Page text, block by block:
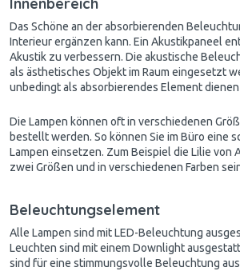
Innenbereich
Das Schöne an der absorbierenden
Interieur ergänzen kann. Ein Akustikpaneel
Akustik zu verbessern. Die akustische
als ästhetisches Objekt im Raum eingesetzt
unbedingt als absorbierendes Element
Die Lampen können oft in verschiedenen
bestellt werden. So können Sie im Büro eine
Lampen einsetzen. Zum Beispiel die Lilie von
zwei Größen und in verschiedenen Farben
Beleuchtungselement
Alle Lampen sind mit LED-Beleuchtung
Leuchten sind mit einem Downlight
sind für eine stimmungsvolle Beleuchtung